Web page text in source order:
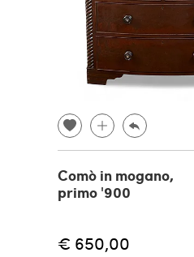
Comò in mogano,
primo '900
€ 650,00